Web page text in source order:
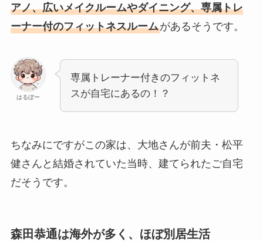
アノ、広いメイクルームやダイニング、専属トレ
ーナー付のフィットネスルームがあるそうです。
はるぼー
専属トレーナー付きのフィットネ
スが自宅にあるの！？
ちなみにですがこの家は、大地さんが前夫・松平
健さんと結婚されていた当時、建てられたご自宅
だそうです。
森田恭通は海外が多く、ほぼ別居生活